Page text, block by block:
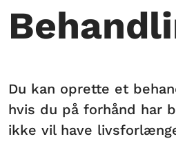
Du kan oprette et
hvis du på forhånd har
ikke vil have